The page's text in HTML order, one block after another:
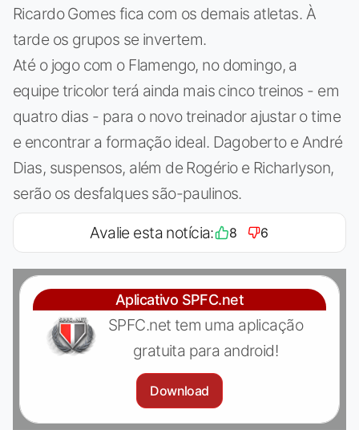
Ricardo Gomes fica com os demais atletas. À
tarde os grupos se invertem.
Até o jogo com o Flamengo, no domingo, a
equipe tricolor terá ainda mais cinco treinos - em
quatro dias - para o novo treinador ajustar o time
e encontrar a formação ideal. Dagoberto e André
Dias, suspensos, além de Rogério e Richarlyson,
serão os desfalques são-paulinos.
Avalie esta notícia: 8 6
Aplicativo SPFC.net
SPFC.net tem uma aplicação
gratuita para android!
Download